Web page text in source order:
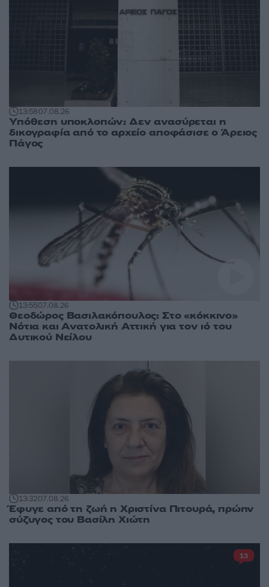
13:5807.08.26
Υπόθεση υποκλοπών: Δεν ανασύρεται η
δικογραφία από το αρχείο αποφάσισε ο Άρειος
Πάγος
13:5507.08.26
Θεοδώρος Βασιλακόπουλος: Στο «κόκκινο»
Νότια και Ανατολική Αττική για τον ιό του
Δυτικού Νείλου
13:3207.08.26
Έφυγε από τη ζωή η Χριστίνα Πιτουρά, πρώην
σύζυγος του Βασίλη Χιώτη
13